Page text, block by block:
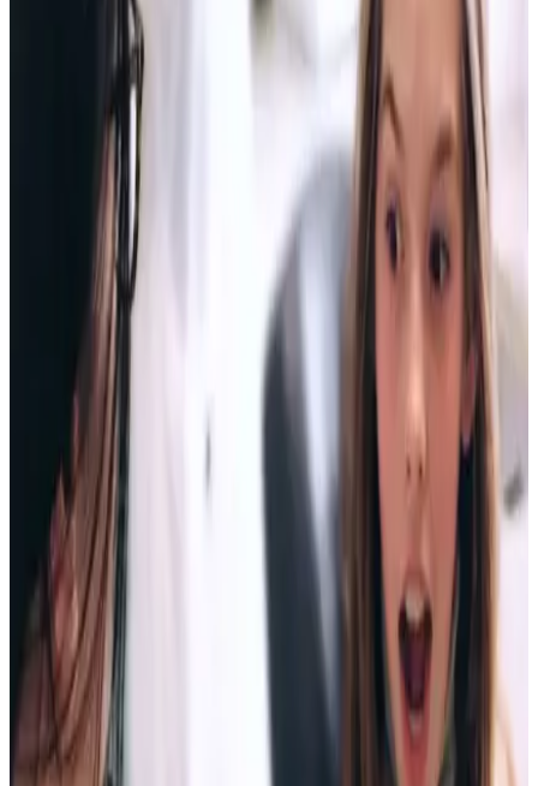
Autochequeo útil
Tres señales bastan para dejar de
adivinar.
Esta página no es para autodiagnosticarte. Es para saber cuándo
merece la pena que el Dr. Juan revise mordida, encías, estabilidad y
edad antes de venderte una solución.
Los dientes se han movido
Apiñamiento nuevo, espacios que antes no estaban o una recidiva
después de una ortodoncia antigua. La pregunta no es qué aparato
comprar, sino por qué se está moviendo la boca.
Revisamos retención, encías, hueso, mordida y estabilidad antes de
proponer otra vuelta.
La mordida no encaja igual
Chocas dientes al cerrar, masticas por un lado, notas desgaste o
tensión mandibular. Puede haber ortodoncia, férula, control o
derivación; no se decide con una foto.
Dr. Juan valora función, desgaste y articulación antes de hablar de
Invisalign o brackets.